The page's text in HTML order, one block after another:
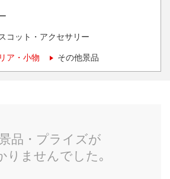
コット・アクセサリー
ア・小物 その他景品